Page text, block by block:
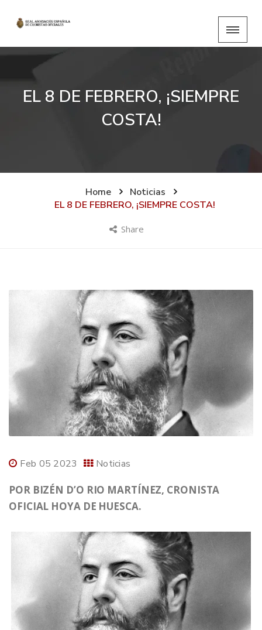
EL 8 DE FEBRERO, ¡SIEMPRE
COSTA!
Home
Noticias
EL 8 DE FEBRERO, ¡SIEMPRE COSTA!
Share
Feb 05 2023 Noticias
POR BIZÉN D’O RIO MARTÍNEZ, CRONISTA
OFICIAL HOYA DE HUESCA.